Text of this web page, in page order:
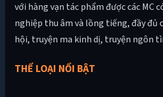
với hàng vạn tác phẩm được các MC
nghiệp thu âm và lồng tiếng, đầy đủ
hội, truyện ma kinh dị, truyện ngôn
THỂ LOẠI NỔI BẬT